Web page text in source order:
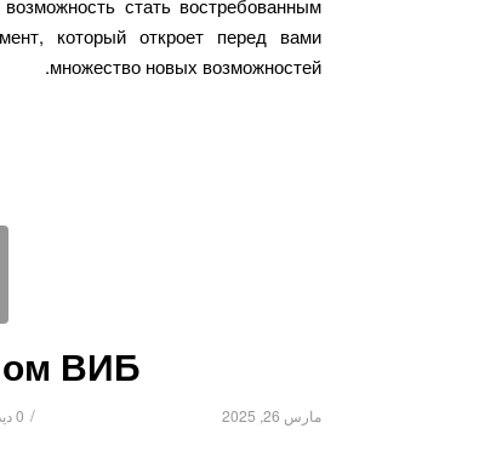
который откроет перед вами
множество новых возможностей.
ВИБ
مارس 26, 2025 / 0 دیدگاه